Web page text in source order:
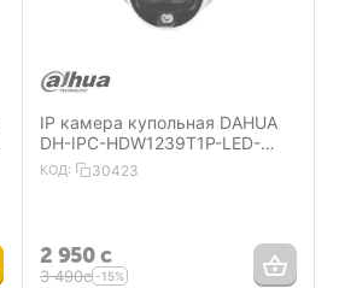
IP камера купольная DAHUA
DH-IPC-HDW1239T1P-LED-
0280B-S5 2MP 2.8 mm
КОД: 30423
2 950с
3 490с -15%